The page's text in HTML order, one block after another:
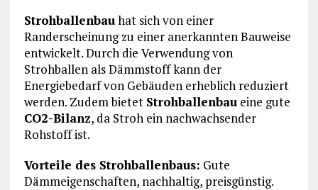
Strohballenbauhat sich von einer
Randerscheinung zu einer anerkannten Bauweise
entwickelt. Durch die Verwendung von
Strohballen als Dämmstoff kann der
Energiebedarf von Gebäuden erheblich reduziert
werden. Zudem bietet Strohballenbaueine gute
CO2-Bilanz, da Stroh ein nachwachsender
Rohstoff ist.
Vorteile des Strohballenbaus: Gute
Dämmeigenschaften, nachhaltig, preisgünstig.